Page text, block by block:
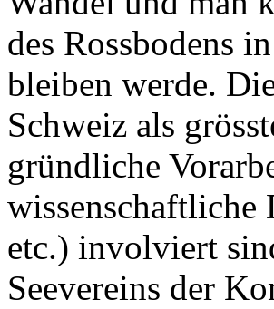
des Rossbodens
bleiben werde.
Schweiz als
gründliche
wissenschaftliche
etc.) involviert
Seevereins der